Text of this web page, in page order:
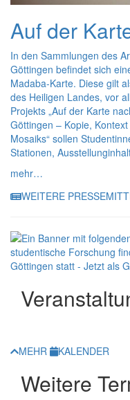
Auf der
In den Sammlungen des
Göttingen befindet sich
Madaba-Karte. Diese gilt
des Heiligen Landes, vor
Projekts „Auf der Karte
Göttingen – Kopie,
Mosaiks“ sollen
Stationen,
mehr…
WEITERE
MEHR
KALENDER
Weitere